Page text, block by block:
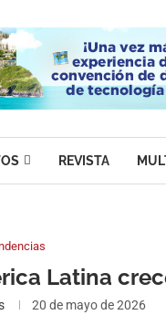
REVISTA
Latina
20 de mayo de 2026